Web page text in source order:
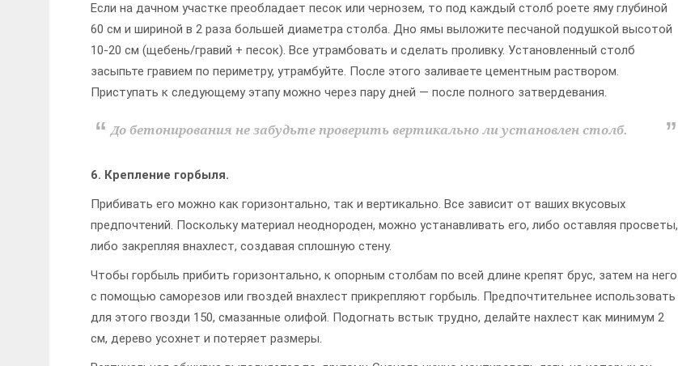
Если на дачном участке преобладает песок или чернозем, то под каждый столб роете яму глубиной
60 см и шириной в 2 раза большей диаметра столба. Дно ямы выложите песчаной подушкой высотой
10-20 см (щебень/гравий + песок). Все утрамбовать и сделать проливку. Установленный столб
засыпьте гравием по периметру, утрамбуйте. После этого заливаете цементным раствором.
Приступать к следующему этапу можно через пару дней — после полного затвердевания.
До бетонирования не забудьте проверить вертикально ли установлен столб.
6. Крепление горбыля.
Прибивать его можно как горизонтально, так и вертикально. Все зависит от ваших вкусовых
предпочтений. Поскольку материал неоднороден, можно устанавливать его, либо оставляя просветы,
либо закрепляя внахлест, создавая сплошную стену.
Чтобы горбыль прибить горизонтально, к опорным столбам по всей длине крепят брус, затем на него
с помощью саморезов или гвоздей внахлест прикрепляют горбыль. Предпочтительнее использовать
для этого гвозди 150, смазанные олифой. Подогнать встык трудно, делайте нахлест как минимум 2
см, дерево усохнет и потеряет размеры.